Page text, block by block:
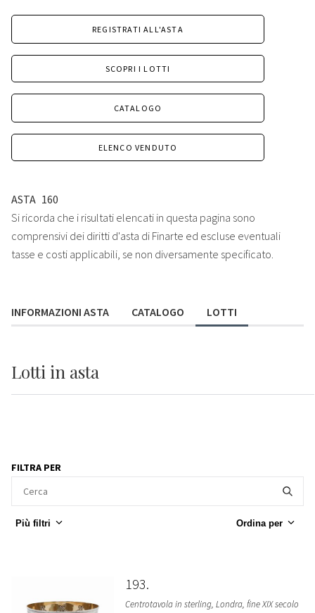
REGISTRATI ALL'ASTA
SCOPRI I LOTTI
CATALOGO
ELENCO VENDUTO
ASTA 160
Si ricorda che i risultati elencati in questa pagina sono
comprensivi dei diritti d'asta di Finarte ed escluse eventuali
tasse e costi applicabili, se non diversamente specificato.
INFORMAZIONI ASTA CATALOGO LOTTI
Lotti in asta
FILTRA PER
Più filtri Ordina per
193
Centrotavola in sterling, Londra, fine XIX secolo